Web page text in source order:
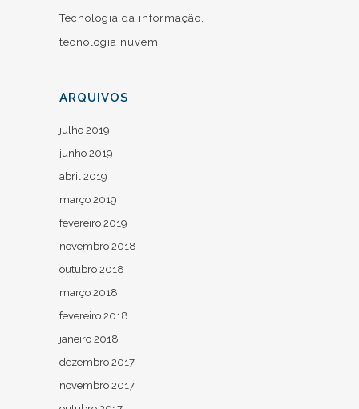
Tecnologia da informação
tecnologia nuvem
ARQUIVOS
julho 2019
junho 2019
abril 2019
março 2019
fevereiro 2019
novembro 2018
outubro 2018
março 2018
fevereiro 2018
janeiro 2018
dezembro 2017
novembro 2017